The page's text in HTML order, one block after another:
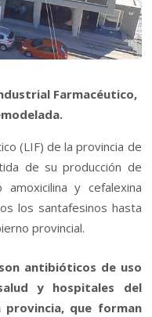
Farmacéutico,
(LIF) de la provincia de
de su producción de
amoxicilina y cefalexina
los santafesinos hasta
provincial.
antibióticos de uso
y hospitales del
que forman